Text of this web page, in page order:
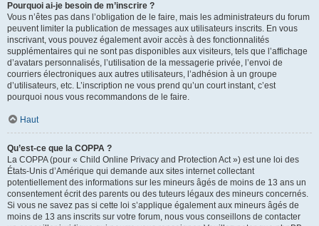
Pourquoi ai-je besoin de m’inscrire ?
Vous n’êtes pas dans l’obligation de le faire, mais les administrateurs du forum
peuvent limiter la publication de messages aux utilisateurs inscrits. En vous
inscrivant, vous pouvez également avoir accès à des fonctionnalités
supplémentaires qui ne sont pas disponibles aux visiteurs, tels que l’affichage
d’avatars personnalisés, l’utilisation de la messagerie privée, l’envoi de
courriers électroniques aux autres utilisateurs, l’adhésion à un groupe
d’utilisateurs, etc. L’inscription ne vous prend qu’un court instant, c’est
pourquoi nous vous recommandons de le faire.
Haut
Qu’est-ce que la COPPA ?
La COPPA (pour « Child Online Privacy and Protection Act ») est une loi des
États-Unis d’Amérique qui demande aux sites internet collectant
potentiellement des informations sur les mineurs âgés de moins de 13 ans un
consentement écrit des parents ou des tuteurs légaux des mineurs concernés.
Si vous ne savez pas si cette loi s’applique également aux mineurs âgés de
moins de 13 ans inscrits sur votre forum, nous vous conseillons de contacter